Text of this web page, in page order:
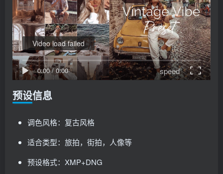
0:00/0:00 speed
Video load failed
预设信息
调色风格：复古风格
适合类型：旅拍，街拍，人像等
预设格式：XMP+DNG